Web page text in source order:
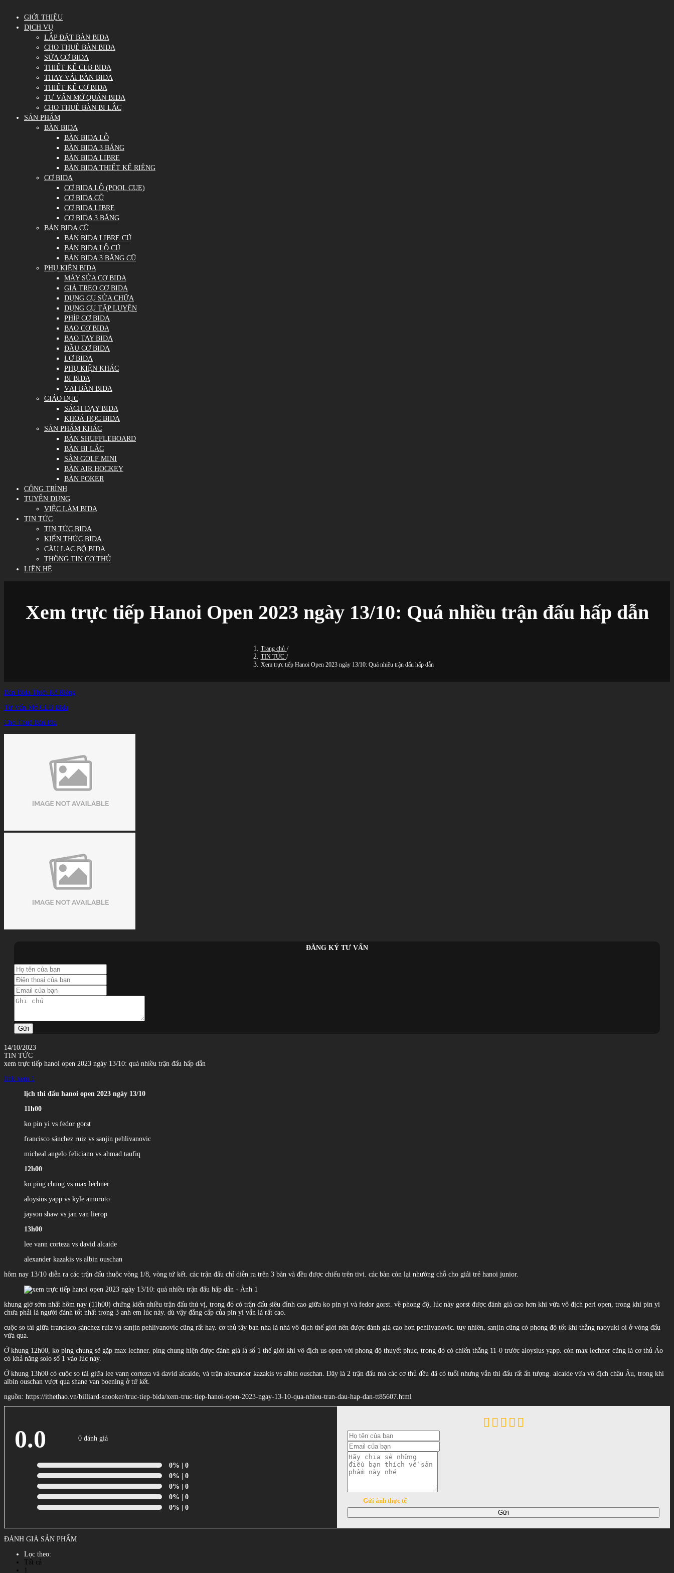
GIỚI THIỆU
DỊCH VỤ
LẮP ĐẶT BÀN BIDA
CHO THUÊ BÀN BIDA
SỬA CƠ BIDA
THIẾT KẾ CLB BIDA
THAY VẢI BÀN BIDA
THIẾT KẾ CƠ BIDA
TƯ VẤN MỞ QUÁN BIDA
CHO THUÊ BÀN BI LẮC
SẢN PHẨM
BÀN BIDA
BÀN BIDA LỖ
BÀN BIDA 3 BĂNG
BÀN BIDA LIBRE
BÀN BIDA THIẾT KẾ RIÊNG
CƠ BIDA
CƠ BIDA LỖ (POOL CUE)
CƠ BIDA CŨ
CƠ BIDA LIBRE
CƠ BIDA 3 BĂNG
BÀN BIDA CŨ
BÀN BIDA LIBRE CŨ
BÀN BIDA LỖ CŨ
BÀN BIDA 3 BĂNG CŨ
PHỤ KIỆN BIDA
MÁY SỬA CƠ BIDA
GIÁ TREO CƠ BIDA
DỤNG CỤ SỬA CHỮA
DỤNG CỤ TẬP LUYỆN
PHÍP CƠ BIDA
BAO CƠ BIDA
BAO TAY BIDA
ĐẦU CƠ BIDA
LƠ BIDA
PHỤ KIỆN KHÁC
BI BIDA
VẢI BÀN BIDA
GIÁO DỤC
SÁCH DẠY BIDA
KHOÁ HỌC BIDA
SẢN PHẨM KHÁC
BÀN SHUFFLEBOARD
BÀN BI LẮC
SÂN GOLF MINI
BÀN AIR HOCKEY
BÀN POKER
CÔNG TRÌNH
TUYỂN DỤNG
VIỆC LÀM BIDA
TIN TỨC
TIN TỨC BIDA
KIẾN THỨC BIDA
CÂU LẠC BỘ BIDA
THÔNG TIN CƠ THỦ
LIÊN HỆ
Xem trực tiếp Hanoi Open 2023 ngày 13/10: Quá nhiều trận đấu hấp dẫn
Trang chủ /
TIN TỨC /
Xem trực tiếp Hanoi Open 2023 ngày 13/10: Quá nhiều trận đấu hấp dẫn
Bàn Bida Thiết Kế Riêng
Tư Vấn Mở CLB Bida
Cho Thuê Bàn Bia
ĐĂNG KÝ TƯ VẤN
Gửi
14/10/2023
TIN TỨC
xem trực tiếp hanoi open 2023 ngày 13/10: quá nhiều trận đấu hấp dẫn
link xem 1
lịch thi đấu hanoi open 2023 ngày 13/10
11h00
ko pin yi vs fedor gorst
francisco sánchez ruiz vs sanjin pehlivanovic
micheal angelo feliciano vs ahmad taufiq
12h00
ko ping chung vs max lechner
aloysius yapp vs kyle amoroto
jayson shaw vs jan van lierop
13h00
lee vann corteza vs david alcaide
alexander kazakis vs albin ouschan
hôm nay 13/10 diễn ra các trận đấu thuộc vòng 1/8, vòng tứ kết. các trận đấu chỉ diễn ra trên 3 bàn và đều được chiếu trên tivi. các bàn còn lại nhường chỗ cho giải trẻ hanoi junior.
khung giờ sớm nhất hôm nay (11h00) chứng kiến nhiều trận đấu thú vị, trong đó có trận đấu siêu đỉnh cao giữa ko pin yi và fedor gorst. về phong độ, lúc này gorst được đánh giá cao hơn khi vừa vô địch peri open, trong khi pin yi
chưa phải là người đánh tốt nhất trong 3 anh em lúc này. dù vậy đẳng cấp của pin yi vẫn là rất cao.
cuộc so tài giữa francisco sánchez ruiz và sanjin pehlivanovic cũng rất hay. cơ thủ tây ban nha là nhà vô địch thế giới nên được đánh giá cao hơn pehlivanovic. tuy nhiên, sanjin cũng có phong độ tốt khi thắng naoyuki oi ở vòng đấu
vừa qua.
Ở khung 12h00, ko ping chung sẽ gặp max lechner. ping chung hiện được đánh giá là số 1 thế giới khi vô địch us open với phong độ thuyết phục, trong đó có chiến thắng 11-0 trước aloysius yapp. còn max lechner cũng là cơ thủ Áo
có khả năng solo số 1 vào lúc này.
Ở khung 13h00 có cuộc so tài giữa lee vann corteza và david alcaide, và trận alexander kazakis vs albin ouschan. Đây là 2 trận đấu mà các cơ thủ đều đã có tuổi nhưng vẫn thi đấu rất ấn tượng. alcaide vừa vô địch châu Âu, trong khi
albin ouschan vượt qua shane van boening ở tứ kết.
nguồn: https://ithethao.vn/billiard-snooker/truc-tiep-bida/xem-truc-tiep-hanoi-open-2023-ngay-13-10-qua-nhieu-tran-dau-hap-dan-tt85607.html
0.0 0 đánh giá
0% | 0
0% | 0
0% | 0
0% | 0
0% | 0
Gửi ảnh thực tế
Gửi
ĐÁNH GIÁ SẢN PHẨM
Lọc theo:
Tất cả